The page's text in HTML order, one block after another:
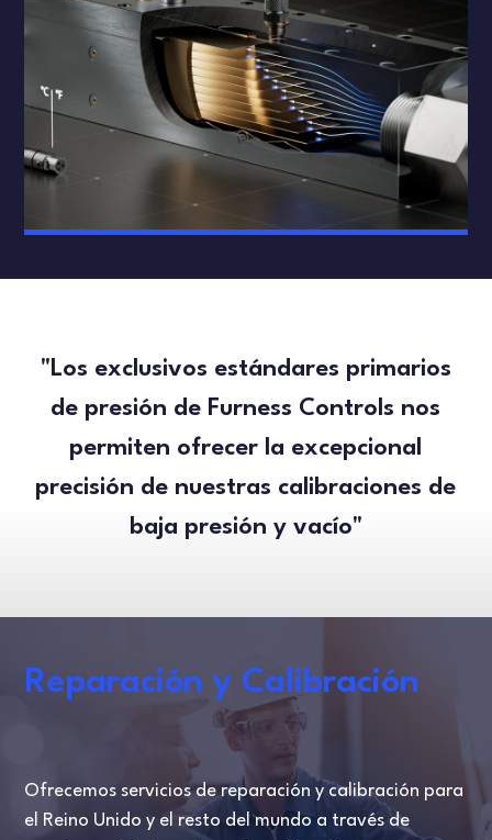
"Los exclusivos estándares primarios
de presión de Furness Controls nos
permiten ofrecer la excepcional
precisión de nuestras calibraciones de
baja presión y vacío"
Reparación y Calibración
Ofrecemos servicios de reparación y calibración para
el Reino Unido y el resto del mundo a través de